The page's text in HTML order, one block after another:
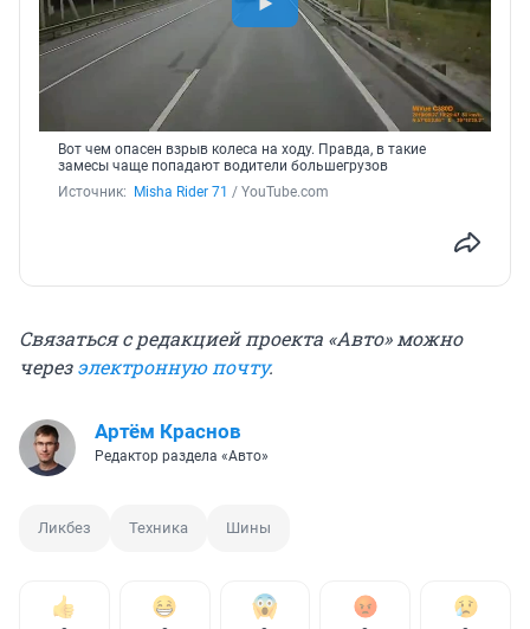
Вот чем опасен взрыв колеса на ходу. Правда, в такие
замесы чаще попадают водители большегрузов
Источник:
Misha Rider 71 / YouTube.com
Связаться с редакцией проекта «Авто» можно
черезэлектронную почту.
Артём Краснов
Редактор раздела «Авто»
Ликбез Техника Шины